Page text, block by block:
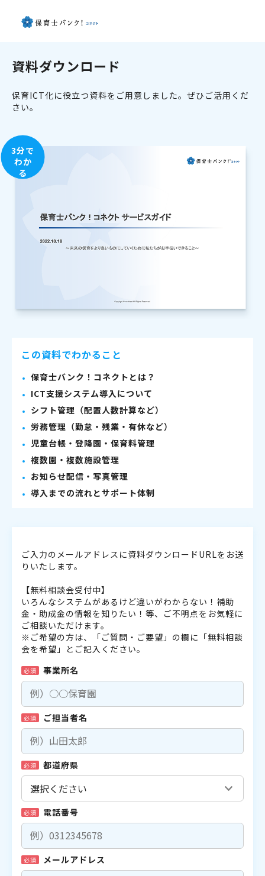
資料ダウンロード
保育ICT化に役立つ資料をご用意しました。ぜひご活用くだ
さい。
3分で
わか
る
この資料でわかること
保育士バンク！コネクトとは？
ICT支援システム導入について
シフト管理（配置人数計算など）
労務管理（勤怠・残業・有休など）
児童台帳・登降園・保育料管理
複数園・複数施設管理
お知らせ配信・写真管理
導入までの流れとサポート体制
ご入力のメールアドレスに資料ダウンロードURLをお送
りいたします。
【無料相談会受付中】
いろんなシステムがあるけど違いがわからない！補助
金・助成金の情報を知りたい！等、ご不明点をお気軽に
ご相談いただけます。
※ご希望の方は、「ご質問・ご要望」の欄に「無料相談
会を希望」とご記入ください。
必須 事業所名
必須 ご担当者名
必須 都道府県
必須 電話番号
必須 メールアドレス